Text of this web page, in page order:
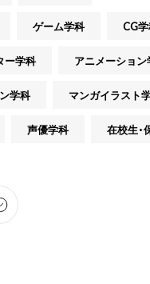
ゲーム学科 CG
ー学科 アニメーション
学科 マンガイラスト
声優学科 在校生・